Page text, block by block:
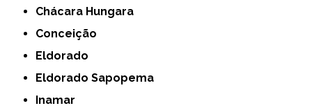
Chácara Hungara
Conceição
Eldorado
Eldorado Sapopema
Inamar